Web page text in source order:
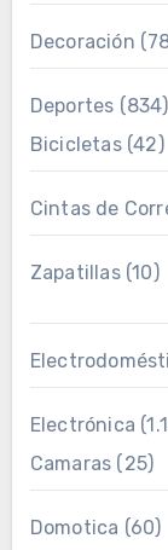
Decoración
Deportes (834)
Bicicletas(42)
Cintas de
Zapatillas(10)
Electrónica
Camaras (25)
Domotica (60)